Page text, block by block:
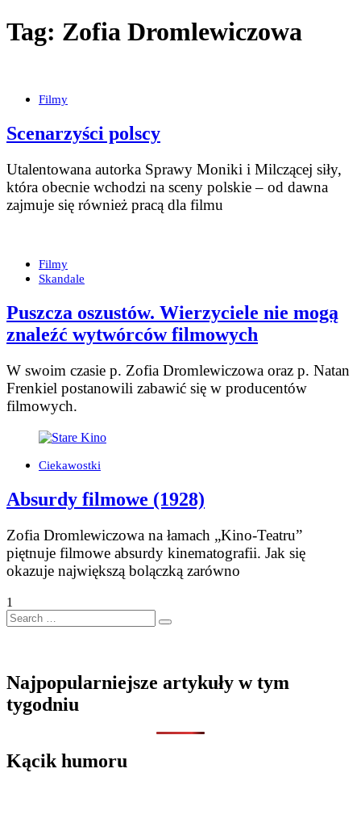
Tag: Zofia Dromlewiczowa
Filmy
Scenarzyści polscy
Utalentowana autorka Sprawy Moniki i Milczącej siły,
która obecnie wchodzi na sceny polskie – od dawna
zajmuje się rów­nież pracą dla filmu
Filmy
Skandale
Puszcza oszustów. Wierzyciele nie mogą
znaleźć wytwórców filmowych
W swoim czasie p. Zofia Dromlewiczowa oraz p. Natan
Frenkiel postanowili zabawić się w producentów
filmowych.
Ciekawostki
Absurdy filmowe (1928)
Zofia Dromlewiczowa na łamach „Kino-Teatru”
piętnuje filmowe absurdy kinematografii. Jak się
okazuje największą bolączką zarówno
1
Search
…
Najpopularniejsze artykuły w tym
tygodniu
Kącik humoru